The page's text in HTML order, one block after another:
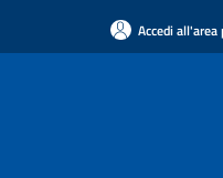
Accedi all'area